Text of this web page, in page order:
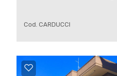
Cod. CARDUCCI
4